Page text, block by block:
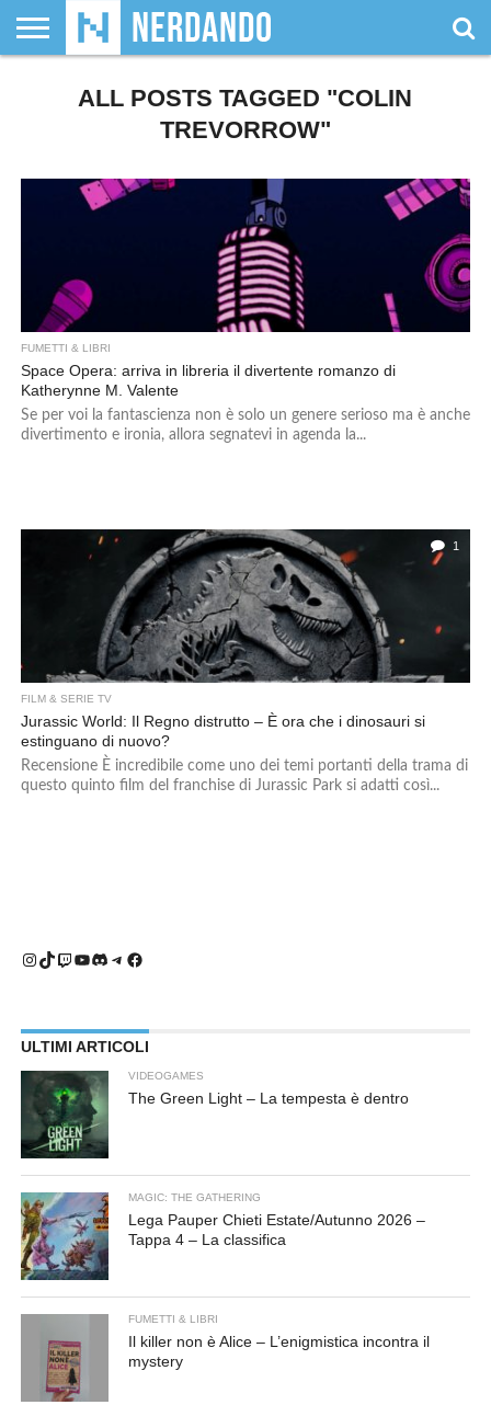
SIAMO
GIOCHI
GIOCHI
VIDEOGAMES
FUMETTI
& LIBRI
MAGIC:
DUNGEONS
WRESTLING
NERDANDO
AWARDS
BOLLINIALL POSTS TAGGED "COLIN
TREVORROW"
FUMETTI & LIBRI
Space Opera: arriva in libreria il divertente romanzo di
Katherynne M. Valente
Se per voi la fantascienza non è solo un genere serioso ma è anche
divertimento e ironia, allora segnatevi in agenda la...
1
FILM & SERIE TV
Jurassic World: Il Regno distrutto – È ora che i dinosauri si
estinguano di nuovo?
Recensione È incredibile come uno dei temi portanti della trama di
questo quinto film del franchise di Jurassic Park si adatti così...
Instagram
TikTok
Twitch
YouTube
Discord
Telegram
Facebook
ULTIMI ARTICOLI
VIDEOGAMES
The Green Light – La tempesta è dentro
MAGIC: THE GATHERING
Lega Pauper Chieti Estate/Autunno 2026 –
Tappa 4 – La classifica
FUMETTI & LIBRI
Il killer non è Alice – L’enigmistica incontra il
mystery